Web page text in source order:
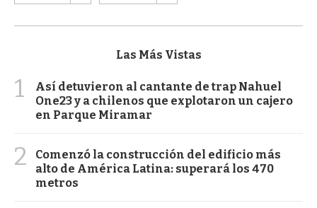
Las Más Vistas
1
Así detuvieron al cantante de trap Nahuel
One23 y a chilenos que explotaron un cajero
en Parque Miramar
2
Comenzó la construcción del edificio más
alto de América Latina: superará los 470
metros